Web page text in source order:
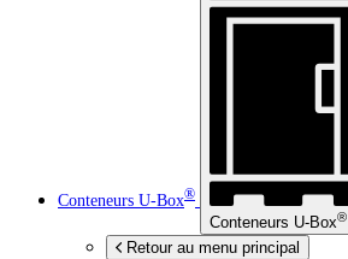
Conteneurs U-Box®
Conteneurs U-Box®
Retour au menu principal